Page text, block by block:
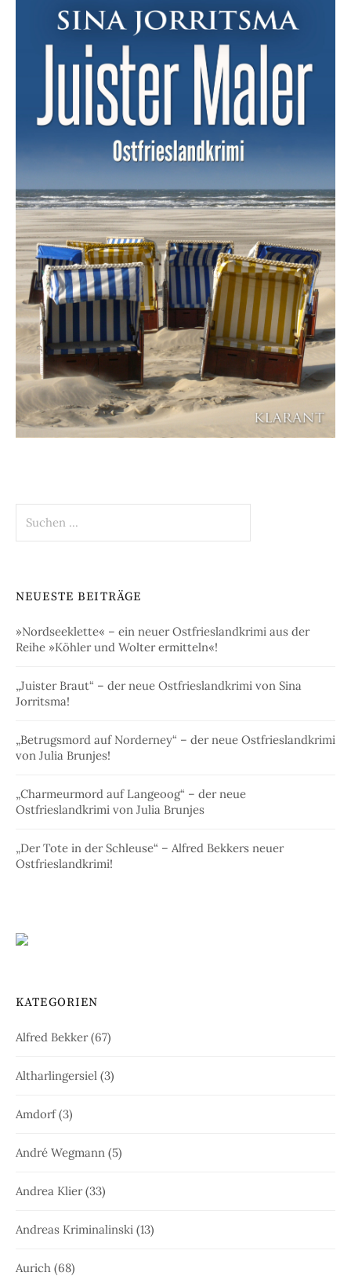
nach:
NEUESTE BEITRÄGE
»Nordseeklette« – ein neuer Ostfrieslandkrimi aus der
Reihe »Köhler und Wolter ermitteln«!
„Juister Braut“ – der neue Ostfrieslandkrimi von Sina
Jorritsma!
„Betrugsmord auf Norderney“ – der neue Ostfrieslandkrimi
von Julia Brunjes!
„Charmeurmord auf Langeoog“ – der neue
Ostfrieslandkrimi von Julia Brunjes
„Der Tote in der Schleuse“ – Alfred Bekkers neuer
Ostfrieslandkrimi!
KATEGORIEN
Alfred Bekker(67)
Altharlingersiel (3)
Amdorf(3)
André Wegmann (5)
Andrea Klier(33)
Andreas Kriminalinski (13)
Aurich (68)